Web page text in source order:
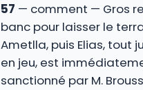
57 — comment — Gros
banc pour laisser le
Ametlla, puis Elias, tout
en jeu, est
sanctionné par M.